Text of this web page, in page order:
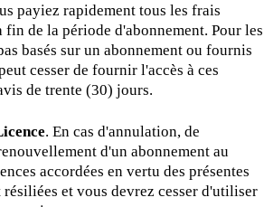
payiez rapidement tous les frais
fin de la période d'abonnement. Pour les
basés sur un abonnement ou fournis
cesser de fournir l'accès à ces
de trente (30) jours.
. En cas d'annulation, de
d'un abonnement au
accordées en vertu des présentes
et vous devrez cesser d'utiliser